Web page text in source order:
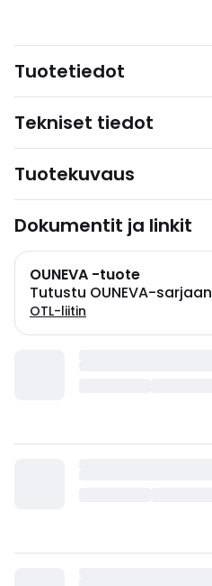
Tuotetiedot
Tekniset tiedot
Tuotekuvaus
Dokumentit ja linkit
OUNEVA -tuote
Tutustu OUNEVA-sarjaan
OTL-liitin